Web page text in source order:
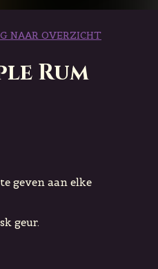
Rum
NAAR OVERZICHT
geven aan elke
geur.